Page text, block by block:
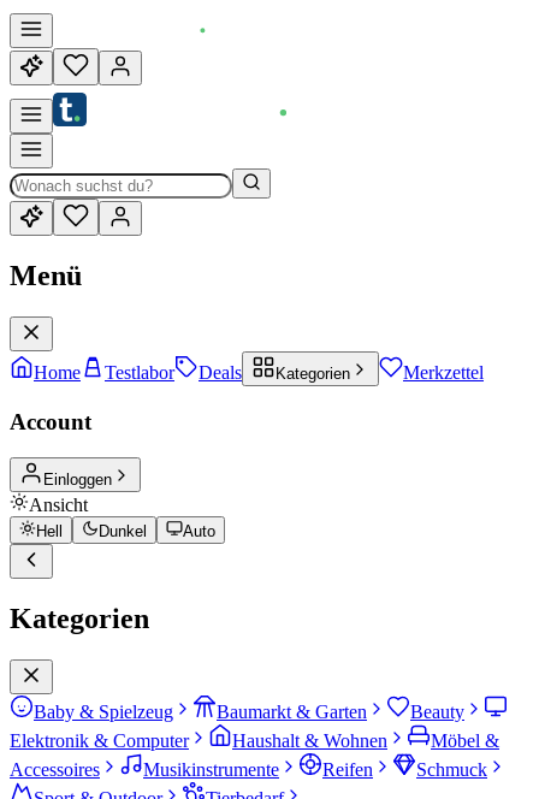
Menü
Home Testlabor Deals Kategorien Merkzettel
Account
Einloggen
Ansicht
Hell Dunkel Auto
Kategorien
Baby & Spielzeug Baumarkt & Garten
Beauty
Elektronik & Computer
Haushalt & Wohnen
Möbel &
Accessoires
Musikinstrumente Reifen
Schmuck